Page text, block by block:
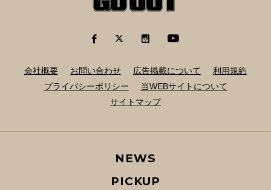
会社概要 お問い合わせ 広告掲載について
利用規約
プライバシーポリシー
当WEBサイトについて
サイトマップ
NEWS
PICKUP